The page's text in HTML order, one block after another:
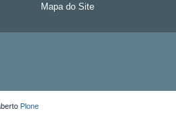
Mapa do Site
Plone